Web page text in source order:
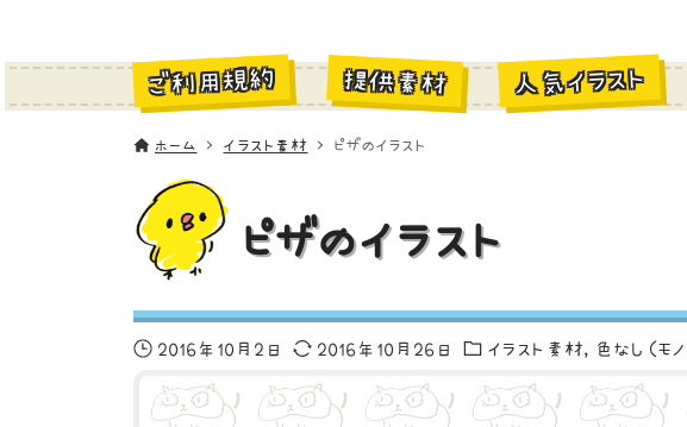
ご利用規約 提供素材 人気イラスト
ホーム イラスト素材 ピザのイラスト
ピザのイラスト
2016年10月2日 2016年10月26日 イラスト素材 色なし（モ